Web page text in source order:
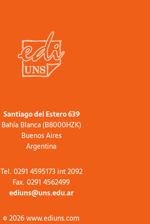
Santiago del Estero 639
Bahía Blanca (B8000HZK)
Buenos Aires
Argentina
Tel. 0291 4595173 int 2092
Fax. 0291 4562499
ediuns@uns.edu.ar
© 2026 www.ediuns.com